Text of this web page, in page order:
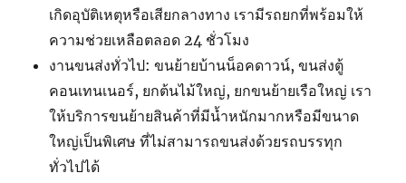
เกิดอุบัติเหตุหรือเสียกลางทาง เรามีรถยกที่พร้อมให้
ความช่วยเหลือตลอด 24 ชั่วโมง
งานขนส่งทั่วไป: ขนย้ายบ้านน็อคดาวน์, ขนส่งตู้
คอนเทนเนอร์, ยกต้นไม้ใหญ่, ยกขนย้ายเรือใหญ่ เรา
ให้บริการขนย้ายสินค้าที่มีน้ำหนักมากหรือมีขนาด
ใหญ่เป็นพิเศษ ที่ไม่สามารถขนส่งด้วยรถบรรทุก
ทั่วไปได้